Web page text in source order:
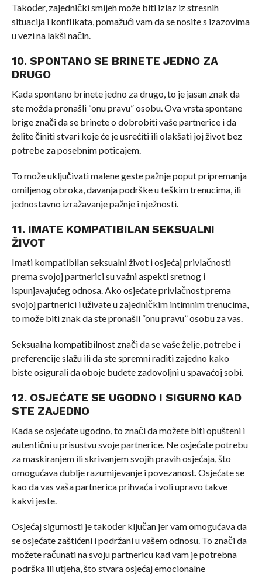
Također, zajednički smijeh može biti izlaz iz stresnih
situacija i konflikata, pomažući vam da se nosite s izazovima
u vezi na lakši način.
10. SPONTANO SE BRINETE JEDNO ZA
DRUGO
Kada spontano brinete jedno za drugo, to je jasan znak da
ste možda pronašli “onu pravu” osobu. Ova vrsta spontane
brige znači da se brinete o dobrobiti vaše partnerice i da
želite činiti stvari koje će je usrećiti ili olakšati joj život bez
potrebe za posebnim poticajem.
To može uključivati ​​malene geste pažnje poput pripremanja
omiljenog obroka, davanja podrške u teškim trenucima, ili
jednostavno izražavanje pažnje i nježnosti.
11. IMATE KOMPATIBILAN SEKSUALNI
ŽIVOT
Imati kompatibilan seksualni život i osjećaj privlačnosti
prema svojoj partnerici su važni aspekti sretnog i
ispunjavajućeg odnosa. Ako osjećate privlačnost prema
svojoj partnerici i uživate u zajedničkim intimnim trenucima,
to može biti znak da ste pronašli “onu pravu” osobu za vas.
Seksualna kompatibilnost znači da se vaše želje, potrebe i
preferencije slažu ili da ste spremni raditi zajedno kako
biste osigurali da oboje budete zadovoljni u spavaćoj sobi.
12. OSJEĆATE SE UGODNO I SIGURNO KAD
STE ZAJEDNO
Kada se osjećate ugodno, to znači da možete biti opušteni i
autentični u prisustvu svoje partnerice. Ne osjećate potrebu
za maskiranjem ili skrivanjem svojih pravih osjećaja, što
omogućava dublje razumijevanje i povezanost. Osjećate se
kao da vas vaša partnerica prihvaća i voli upravo takve
kakvi jeste.
Osjećaj sigurnosti je također ključan jer vam omogućava da
se osjećate zaštićeni i podržani u vašem odnosu. To znači da
možete računati na svoju partnericu kad vam je potrebna
podrška ili utjeha, što stvara osjećaj emocionalne